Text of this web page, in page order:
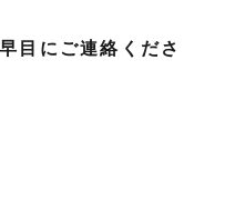
目にご連絡くださ